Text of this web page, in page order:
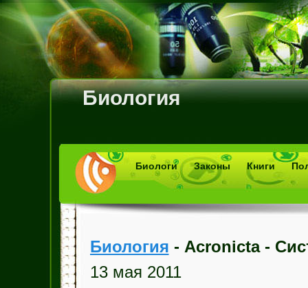
Биология
Биологи Законы Книги
Биология - Acronicta -
13 мая 2011